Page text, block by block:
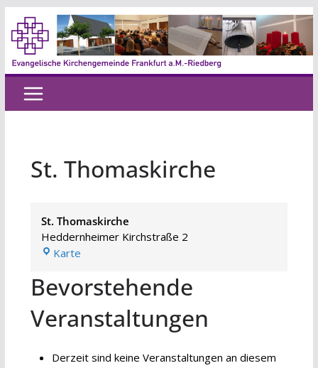
Zum
Inhalt
springen
St. Thomaskirche
St. Thomaskirche
Heddernheimer Kirchstraße 2
KarteSt.
Bevorstehende
Veranstaltungen
Derzeit sind keine Veranstaltungen an diesem